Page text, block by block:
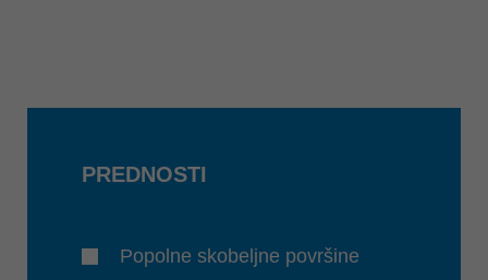
PREDNOSTI
Popolne skobeljne površine